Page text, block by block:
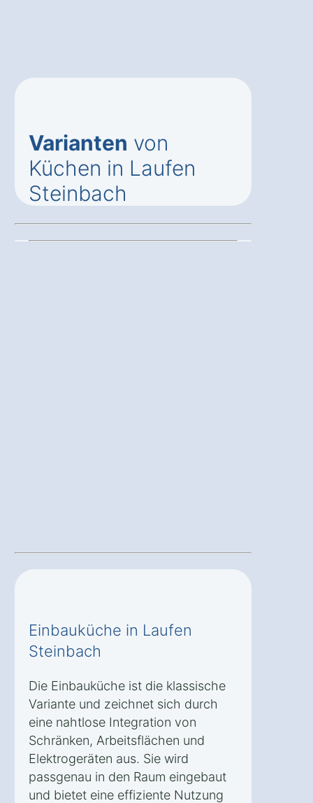
Varianten von
Küchen in Laufen
Steinbach
Einbauküche in Laufen
Steinbach
Die Einbauküche ist die klassische
Variante und zeichnet sich durch
eine nahtlose Integration von
Schränken, Arbeitsflächen und
Elektrogeräten aus. Sie wird
passgenau in den Raum eingebaut
und bietet eine effiziente Nutzung